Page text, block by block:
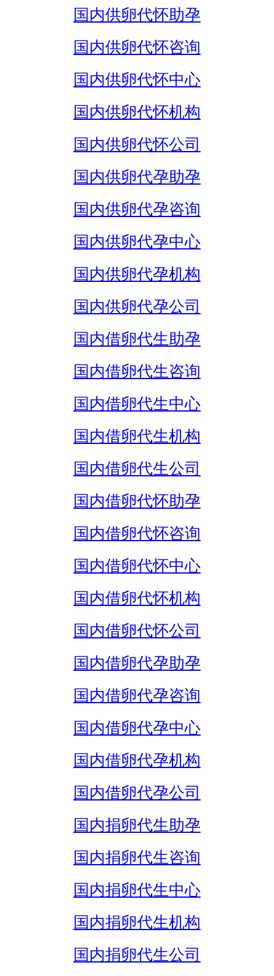
国内供卵代怀助孕
国内供卵代怀咨询
国内供卵代怀中心
国内供卵代怀机构
国内供卵代怀公司
国内供卵代孕助孕
国内供卵代孕咨询
国内供卵代孕中心
国内供卵代孕机构
国内供卵代孕公司
国内借卵代生助孕
国内借卵代生咨询
国内借卵代生中心
国内借卵代生机构
国内借卵代生公司
国内借卵代怀助孕
国内借卵代怀咨询
国内借卵代怀中心
国内借卵代怀机构
国内借卵代怀公司
国内借卵代孕助孕
国内借卵代孕咨询
国内借卵代孕中心
国内借卵代孕机构
国内借卵代孕公司
国内捐卵代生助孕
国内捐卵代生咨询
国内捐卵代生中心
国内捐卵代生机构
国内捐卵代生公司